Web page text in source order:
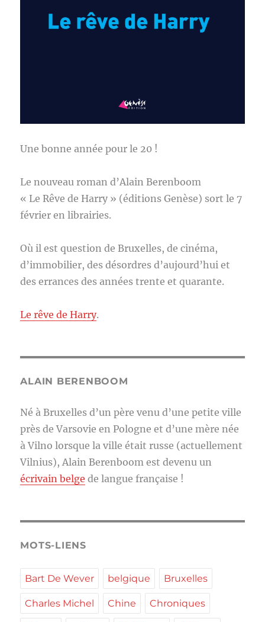
Une bonne année pour le 20 !
Le nouveau roman d’Alain Berenboom
« Le Rêve de Harry » (éditions Genèse) sort le 7
février en librairies.
Où il est question de Bruxelles, de cinéma,
d’immobilier, des désordres d’aujourd’hui et
des errances des années trente et quarante.
Le rêve de Harry.
ALAIN BERENBOOM
Né à Bruxelles d’un père venu d’une petite ville
près de Varsovie en Pologne et d’une mère née
à Vilno lorsque la ville était russe (actuellement
Vilnius), Alain Berenboom est devenu un
écrivain belge de langue française !
MOTS-LIENS
Bart De Wever belgique Bruxelles
Charles Michel Chine Chroniques